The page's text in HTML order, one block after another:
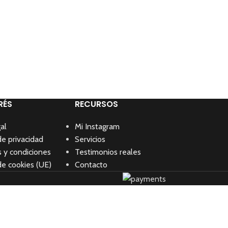
privacidad
y condiciones
cookies (UE)
RECURSOS
Mi Instagram
Servicios
Testimonios reales
Contacto